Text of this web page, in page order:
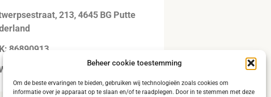
Beheer cookie toestemming
Om de beste ervaringen te bieden, gebruiken wij technologieën zoals cookies om
informatie over je apparaat op te slaan en/of te raadplegen. Door in te stemmen met deze
213, 4645 BG Putte
86890913
NL004320792B51